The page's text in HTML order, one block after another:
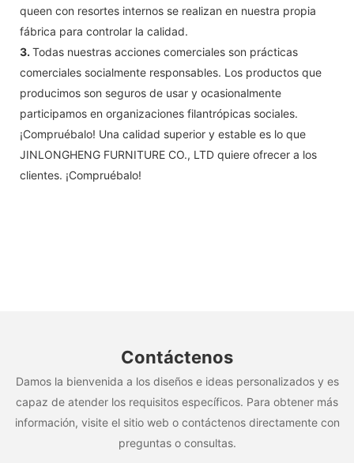
queen con resortes internos se realizan en nuestra propia
fábrica para controlar la calidad.
3. Todas nuestras acciones comerciales son prácticas
comerciales socialmente responsables. Los productos que
producimos son seguros de usar y ocasionalmente
participamos en organizaciones filantrópicas sociales.
¡Compruébalo! Una calidad superior y estable es lo que
JINLONGHENG FURNITURE CO., LTD quiere ofrecer a los
clientes. ¡Compruébalo!
Contáctenos
Damos la bienvenida a los diseños e ideas personalizados y es
capaz de atender los requisitos específicos. Para obtener más
información, visite el sitio web o contáctenos directamente con
preguntas o consultas.